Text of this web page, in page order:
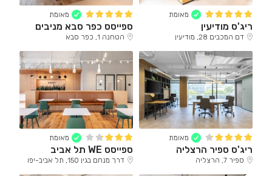
מאומת
ריג'ס מודיעין
דם המכבים 28, מודיעין
מאומת
ספייסס כפר סבא מניבים
הטחנה 1, כפר סבא
מאומת
ריג'ס ספיר הרצליה
ספיר 7, הרצליה
מאומת
ספייסס WE תל אביב
דרך מנחם בגין 150, תל אביב-יפו